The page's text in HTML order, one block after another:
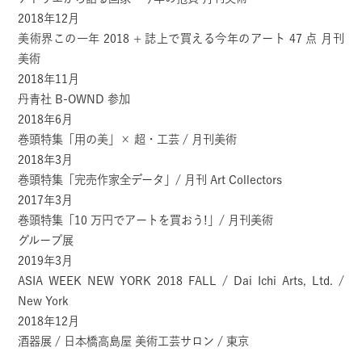
2018年12月
美術界この一年 2018 + 誌上で買える今年のアート 47 点 月刊
美術
2018年11月
丹青社 B-OWND 参加
2018年6月
巻頭特集「用の美」× 超・工芸 / 月刊美術
2018年3月
巻頭特集「完売作家全データ」/ 月刊 Art Collectors
2017年3月
巻頭特集「10 万円でアートを買おう!」/ 月刊美術
グループ展
2019年3月
ASIA WEEK NEW YORK 2018 FALL / Dai Ichi Arts, Ltd. /
New York
2018年12月
酒器展 / 日本橋高島屋 美術工芸サロン / 東京